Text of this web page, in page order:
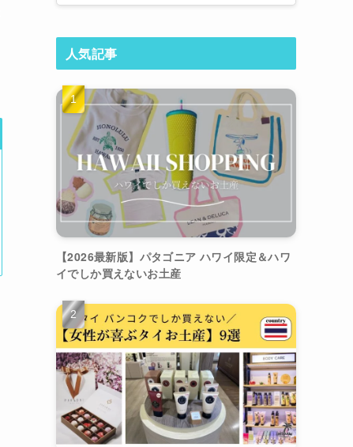
人気記事
【2026最新版】パタゴニア ハワイ限定＆ハワ
イでしか買えないお土産